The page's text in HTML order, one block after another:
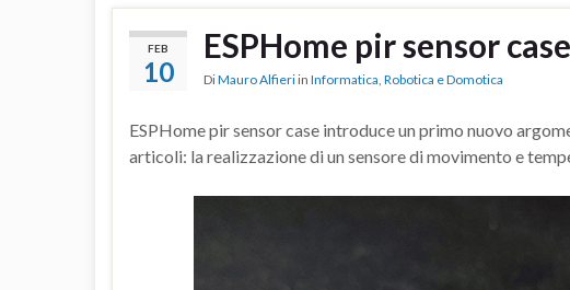
FEB
10
ESPHome pir sensor case
DiMauro Alfieri in Informatica, Robotica e Domotica
ESPHome pir sensor case introduce un primo nuovo
articoli: la realizzazione di un sensore di movimento e